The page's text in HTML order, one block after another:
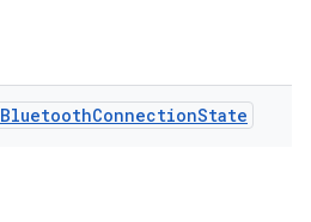
BluetoothConnectionState